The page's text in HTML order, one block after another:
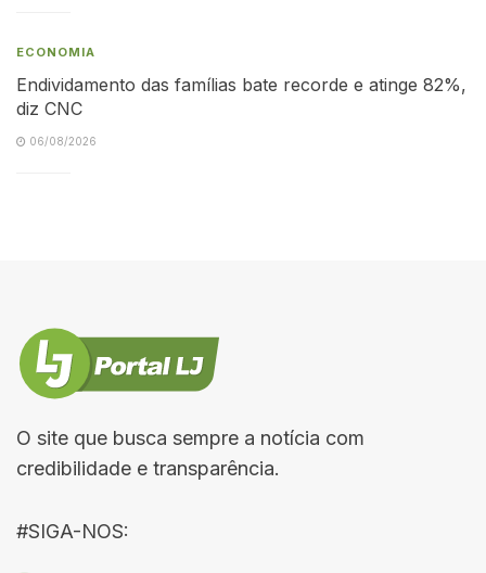
ECONOMIA
Endividamento das famílias bate recorde e atinge 82%,
diz CNC
06/08/2026
O site que busca sempre a notícia com
credibilidade e transparência.
#SIGA-NOS: